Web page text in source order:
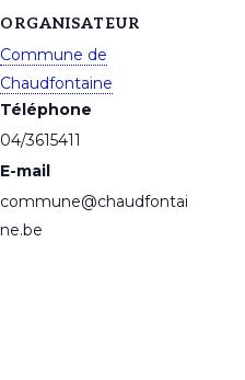
ORGANISATEUR
Commune de
Chaudfontaine
Téléphone
04/3615411
E-mail
commune@chaudfontai
ne.be